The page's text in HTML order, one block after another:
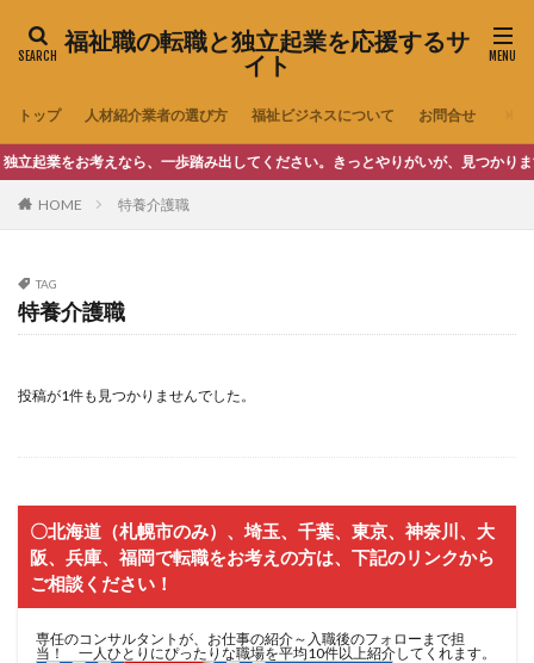
福祉職の転職と独立起業を応援するサ
イト
トップ 人材紹介業者の選び方 福祉ビジネスについて お問合せ
をお考えなら、一歩踏み出してください。きっとやりがいが、見つかります。
HOME 特養介護職
TAG
特養介護職
投稿が1件も見つかりませんでした。
〇北海道（札幌市のみ）、埼玉、千葉、東京、神奈川、大
阪、兵庫、福岡で転職をお考えの方は、下記のリンクから
ご相談ください！
専任のコンサルタントが、お仕事の紹介～入職後のフォローまで担
当！ 一人ひとりにぴったりな職場を平均10件以上紹介してくれます。